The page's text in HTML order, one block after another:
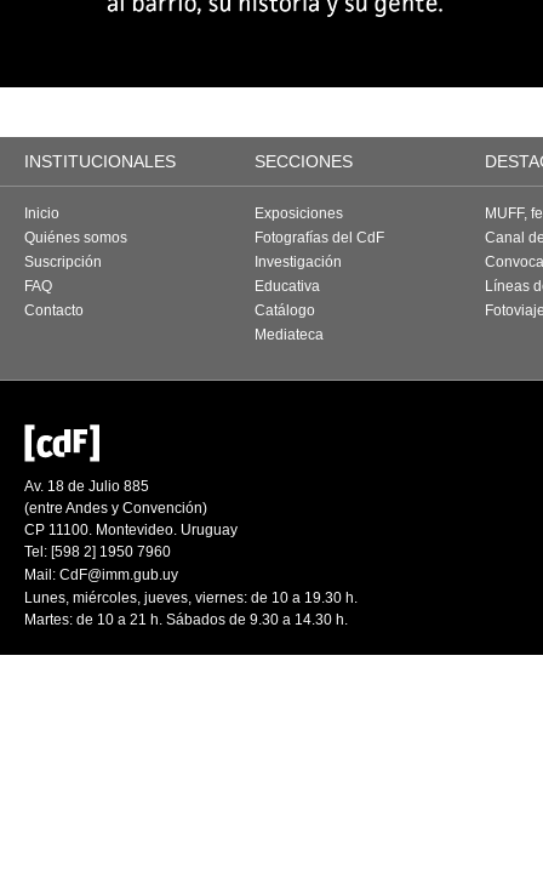
INSTITUCIONALES SECCIONES
Inicio
Quiénes somos
Suscripción
FAQ
Contacto
Exposiciones
Fotografías del CdF
Investigación
Educativa
Catálogo
Mediateca
MUFF,
Canal
Líneas
Av. 18 de Julio 885
(entre Andes y Convención)
CP 11100. Montevideo. Uruguay
Tel: [598 2] 1950 7960
Mail: CdF@imm.gub.uy
Lunes, miércoles, jueves, viernes: de 10 a 19.30 h.
Martes: de 10 a 21 h. Sábados de 9.30 a 14.30 h.